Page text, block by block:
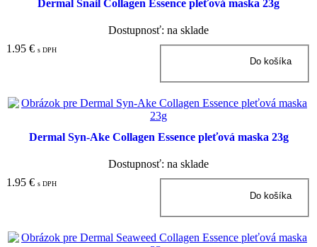
Dermal Snail Collagen Essence pleťová maska 23g
Dostupnosť: na sklade
1.95 € s DPH
Dermal Syn-Ake Collagen Essence pleťová maska 23g
Dostupnosť: na sklade
1.95 € s DPH